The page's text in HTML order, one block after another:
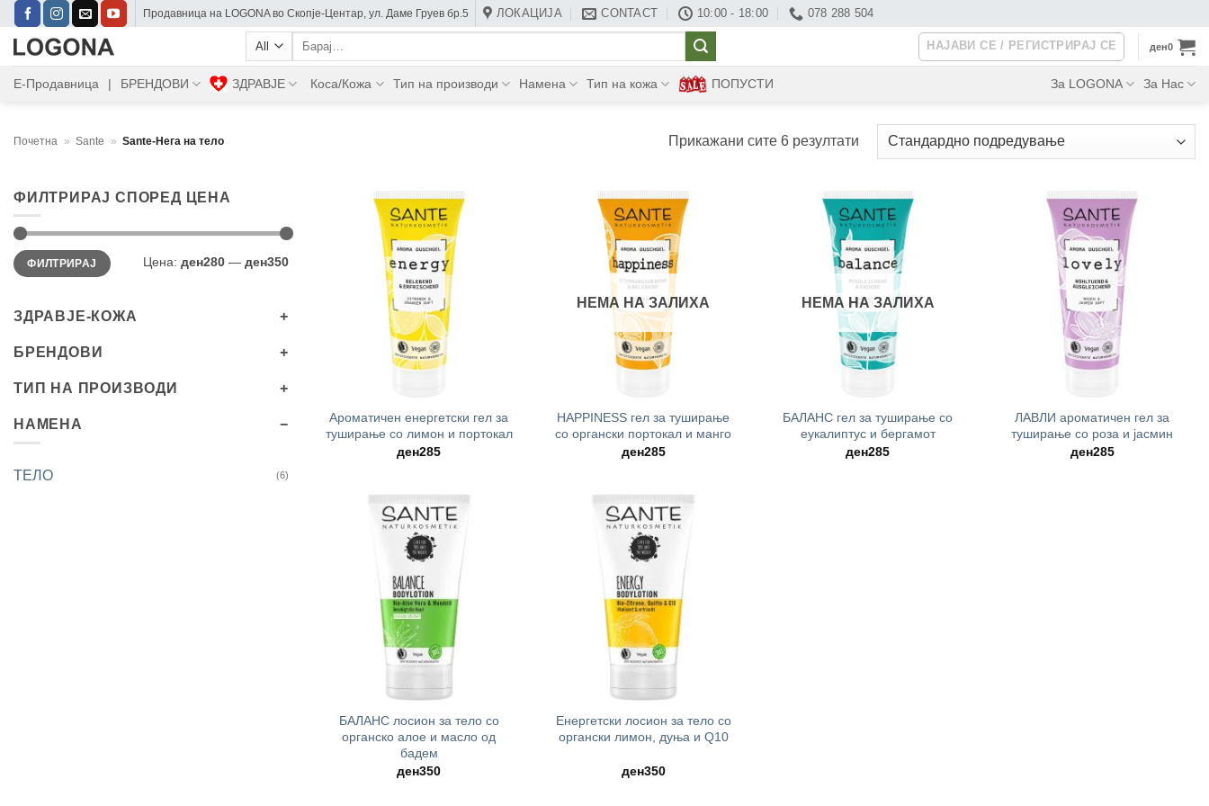
Skip
content
Прoдавница на LOGONA во Скопје-Центар, ул. Даме Груев бр.5 ЛОКАЦИЈА CONTACT 10:00 - 18:00 078 288 504
Барај:
НАЈАВИ СЕ / РЕГИСТРИРАЈ СЕ ден0
Е-Продавница | БРЕНДОВИ ЗДРАВЈЕ Коса/Кожа Тип на производи Намена Тип на кожа ПОПУСТИ За LOGONA За Нас
Почетна » Sante » Sante-Нега на тело Прикажани сите 6 резултати
ФИЛТРИРАЈ СПОРЕД ЦЕНА
Мин.
цена
Максимална
ценаФИЛТРИРАЈ Цена: ден280 — ден350
ЗДРАВЈЕ-КОЖА
БРЕНДОВИ
ТИП НА ПРОИЗВОДИ
НАМЕНА
ТЕЛО (6)
Ароматичен енергетски гел за
туширање со лимон и портокал
ден285
НЕМА НА ЗАЛИХА
HAPPINESS гел за туширање
со органски портокал и манго
ден285
НЕМА НА ЗАЛИХА
БАЛАНС гел за туширање со
еукалиптус и бергамот
ден285
ЛАВЛИ ароматичен гел за
туширање со роза и јасмин
ден285
БАЛАНС лосион за тело со
органско алое и масло од
бадем
ден350
Енергетски лосион за тело со
органски лимон, дуња и Q10
ден350